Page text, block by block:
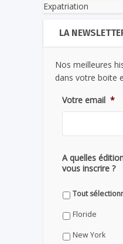
Expatriation
LA
Nos meilleures
dans votre boite
Votre email *
A quelles
vous inscrire ?
Tout
Floride
New York